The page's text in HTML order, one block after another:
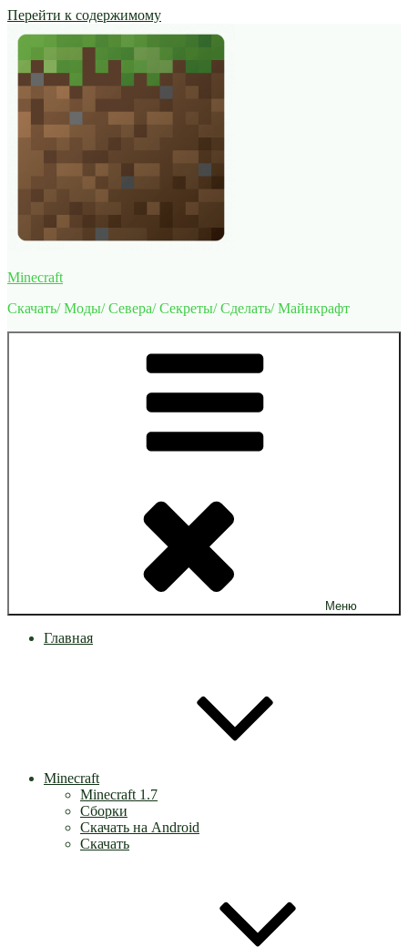
Перейти к содержимому
Minecraft
Скачать/ Моды/ Севера/ Секреты/ Сделать/ Майнкрафт
Меню
Главная
Minecraft
Minecraft 1.7
Сборки
Скачать на Android
Скачать